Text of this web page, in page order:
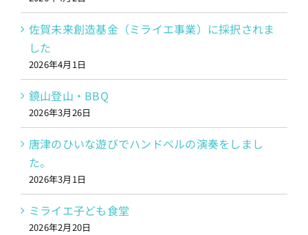
佐賀未来創造基金（ミライエ事業）に採択されま
した
2026年4月1日
鏡山登山・BBQ
2026年3月26日
唐津のひいな遊びでハンドベルの演奏をしまし
た。
2026年3月1日
ミライエ子ども食堂
2026年2月20日